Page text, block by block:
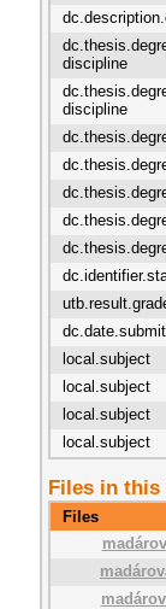
discipline
discipline
local.subject
local.subject
local.subject
local.subject
Files in this
Files